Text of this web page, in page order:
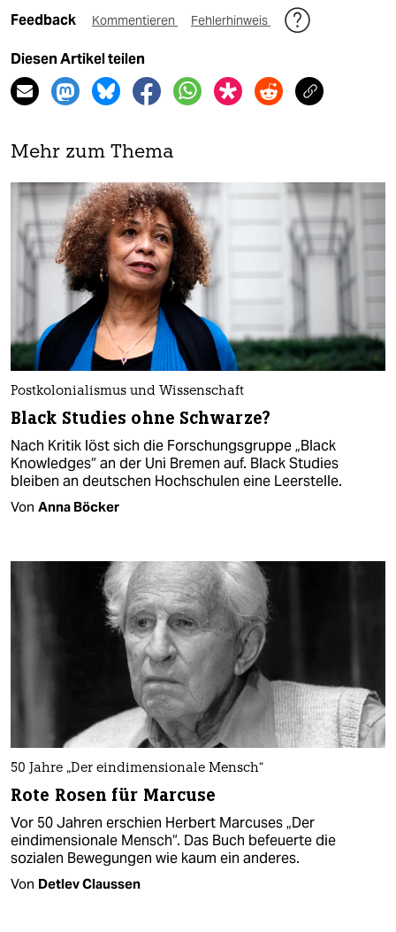
Feedback Kommentieren Fehlerhinweis
Diesen Artikel teilen
Mehr zum Thema
Postkolonialismus und Wissenschaft
Black Studies ohne Schwarze?
Nach Kritik löst sich die Forschungsgruppe „Black
Knowledges“ an der Uni Bremen auf. Black Studies
bleiben an deutschen Hochschulen eine Leerstelle.
Von Anna Böcker
50 Jahre „Der eindimensionale Mensch“
Rote Rosen für Marcuse
Vor 50 Jahren erschien Herbert Marcuses „Der
eindimensionale Mensch“. Das Buch befeuerte die
sozialen Bewegungen wie kaum ein anderes.
Von Detlev Claussen